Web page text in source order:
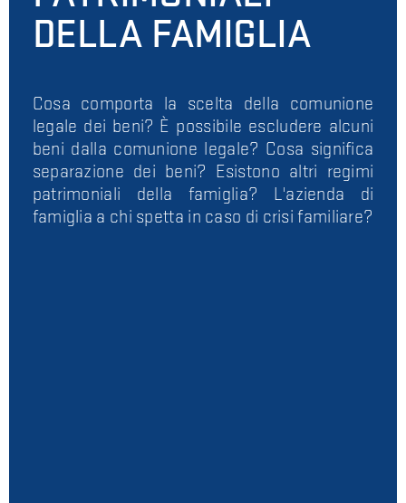
DELLA FAMIGLIA
Cosa comporta la scelta della comunione
legale dei beni? È possibile escludere alcuni
beni dalla comunione legale? Cosa significa
separazione dei beni? Esistono altri regimi
patrimoniali della famiglia? L'azienda di
famiglia a chi spetta in caso di crisi familiare?